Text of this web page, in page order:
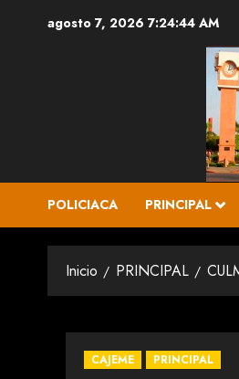
agosto 7, 2026 7:24:45 AM
POLICIACA PRINCIPAL
Inicio PRINCIPAL
CAJEME PRINCIPAL